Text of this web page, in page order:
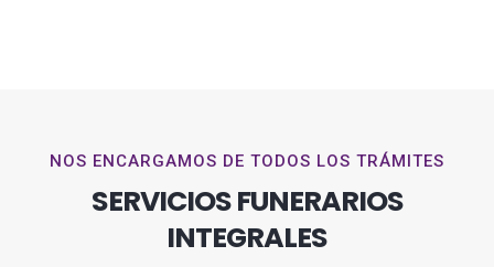
NOS ENCARGAMOS DE TODOS LOS TRÁMITES
SERVICIOS FUNERARIOS
INTEGRALES